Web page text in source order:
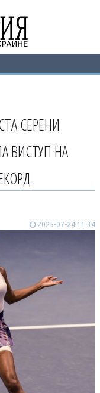
СЕРЕНИ
ВИСТУП НА
2025-07-24 11:34